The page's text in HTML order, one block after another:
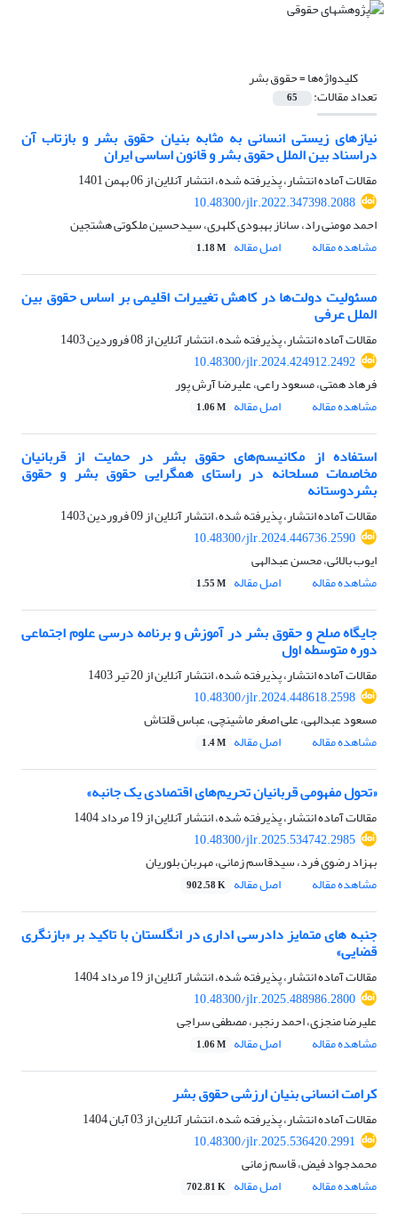
کلیدواژه‌ها =حقوق بشر
تعداد مقالات: 65
نیازهای زیستی انسانی به مثابه بنیان حقوق بشر و بازتاب آن
دراسناد بین الملل حقوق بشر و قانون اساسی ایران
مقالات آماده انتشار، پذیرفته شده، انتشار آنلاین از06 بهمن 1401
10.48300/jlr.2022.347398.2088
احمد مومنی راد، ساناز بهبودی کلهری، سیدحسین ملکوتی هشتجین
مشاهده مقاله
اصل مقاله 1.18 M
مسئولیت دولت‌ها در کاهش تغییرات اقلیمی بر اساس حقوق بین
الملل عرفی
مقالات آماده انتشار، پذیرفته شده، انتشار آنلاین از08 فروردین 1403
10.48300/jlr.2024.424912.2492
فرهاد همتی، مسعود راعی، علیرضا آرش پور
مشاهده مقاله
اصل مقاله 1.06 M
استفاده از مکانیسم‌های حقوق بشر در حمایت از قربانیان
مخاصمات مسلحانه در راستای همگرایی حقوق بشر و حقوق
بشردوستانه
مقالات آماده انتشار، پذیرفته شده، انتشار آنلاین از09 فروردین 1403
10.48300/jlr.2024.446736.2590
ایوب بالائی، محسن عبدالهی
مشاهده مقاله
اصل مقاله 1.55 M
جایگاه صلح و حقوق بشر در آموزش و برنامه درسی علوم اجتماعی
دوره متوسطه اول
مقالات آماده انتشار، پذیرفته شده، انتشار آنلاین از20 تیر 1403
10.48300/jlr.2024.448618.2598
مسعود عبدالهی، علی اصغر ماشینچی، عباس قلتاش
مشاهده مقاله
اصل مقاله 1.4 M
«تحول مفهومی قربانیان تحریم‌های اقتصادی یک جانبه»
مقالات آماده انتشار، پذیرفته شده، انتشار آنلاین از19 مرداد 1404
10.48300/jlr.2025.534742.2985
بهزاد رضوی فرد، سیدقاسم زمانی، مهربان بلوریان
مشاهده مقاله
اصل مقاله 902.58 K
جنبه های متمایز دادرسی اداری در انگلستان با تاکید بر «بازنگری
قضایی»
مقالات آماده انتشار، پذیرفته شده، انتشار آنلاین از19 مرداد 1404
10.48300/jlr.2025.488986.2800
علیرضا منجزی، احمد رنجبر، مصطفی سراجی
مشاهده مقاله
اصل مقاله 1.06 M
کرامت انسانی بنیان ارزشی حقوق بشر
مقالات آماده انتشار، پذیرفته شده، انتشار آنلاین از03 آبان 1404
10.48300/jlr.2025.536420.2991
محمدجواد فیض، قاسم زمانی
مشاهده مقاله
اصل مقاله 702.81 K